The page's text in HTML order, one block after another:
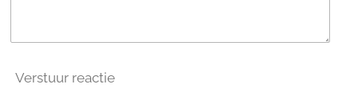
Verstuur reactie